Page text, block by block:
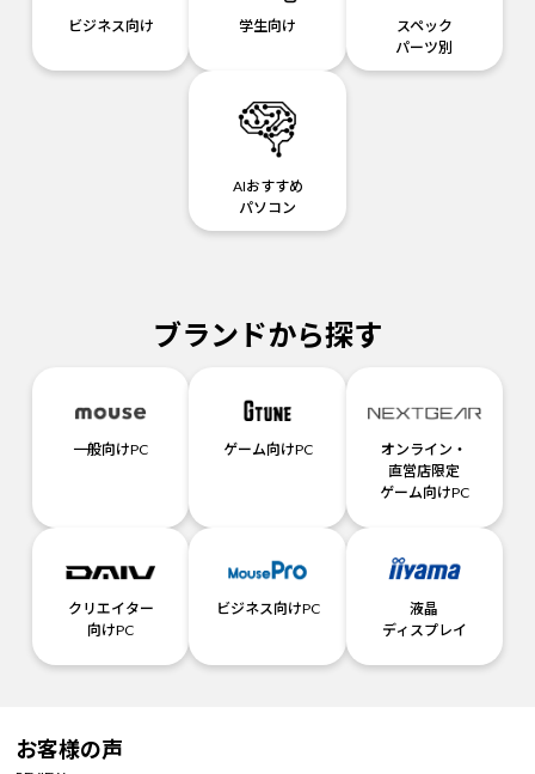
ビジネス向け 学生向け
スペック
パーツ別
AIおすすめ
パソコン
ブランドから探す
一般向けPC ゲーム向けPC
オンライン・
直営店限定
ゲーム向けPC
クリエイター
向けPC
ビジネス向けPC
液晶
ディスプレイ
お客様の声